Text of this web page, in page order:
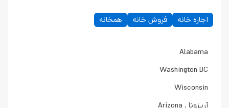
اجاره خانه فروش خانه همخانه
Alabama
Washington DC
Wisconsin